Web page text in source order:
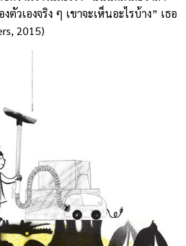
ตัวเองจริง ๆ เขาจะเห็นอะไรบ้าง” เธอ
2015)